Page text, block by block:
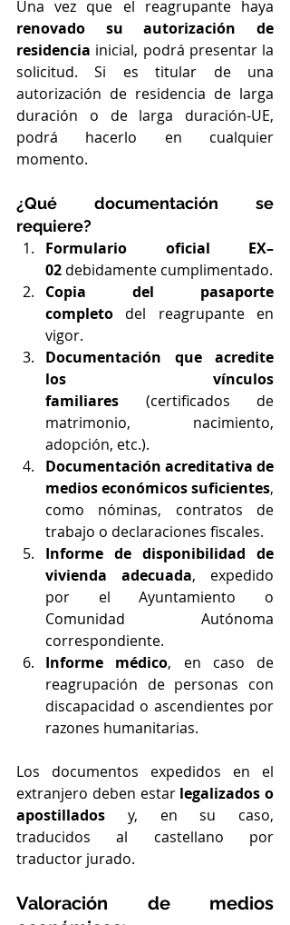
renovado su autorización de
residencia inicial, podrá presentar la
solicitud. Si es titular de una
autorización de residencia de larga
duración o de larga duración-UE,
podrá hacerlo en cualquier
momento.
¿Qué documentación se
requiere?
Formulario oficial EX–
02 debidamente cumplimentado.
Copia del pasaporte
completo del reagrupante en
vigor.
Documentación que acredite
los vínculos
familiares (certificados de
matrimonio, nacimiento,
adopción, etc.).
Documentación acreditativa de
medios económicos suficientes,
como nóminas, contratos de
trabajo o declaraciones fiscales.
Informe de disponibilidad de
vivienda adecuada, expedido
por el Ayuntamiento o
Comunidad Autónoma
correspondiente.
Informe médico, en caso de
reagrupación de personas con
discapacidad o ascendientes por
razones humanitarias.
Los documentos expedidos en el
extranjero deben estar legalizados o
apostillados y, en su caso,
traducidos al castellano por
traductor jurado.
Valoración de medios